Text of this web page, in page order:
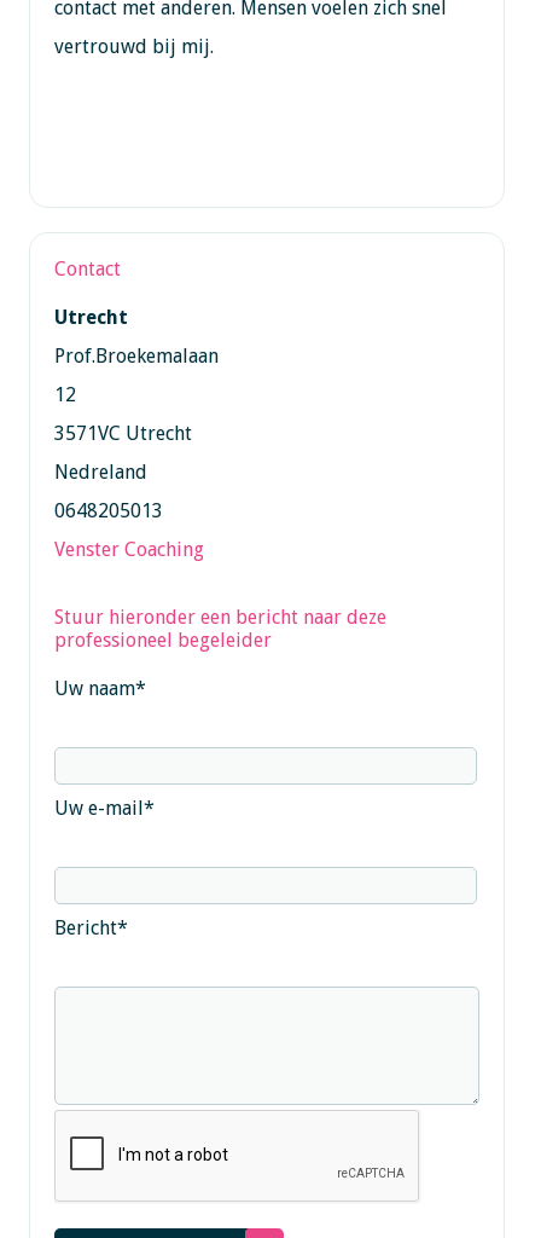
contact met anderen. Mensen voelen zich snel
vertrouwd bij mij.
Contact
Utrecht
Prof.Broekemalaan
12
3571VC Utrecht
Nedreland
0648205013
Venster Coaching
Stuur hieronder een bericht naar deze
professioneel begeleider
Uw naam*
Uw e-mail*
Bericht*